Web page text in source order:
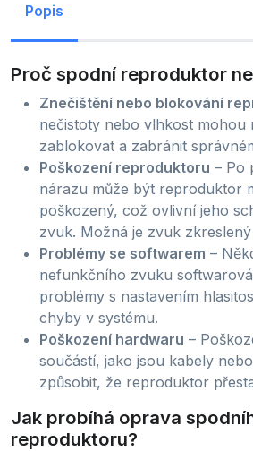
Popis
Proč spodní reproduktor
Znečištění nebo blokování
nečistoty nebo vlhkost mohou
zablokovat a zabránit
Poškození reproduktoru – Po
nárazu může být reproduktor
poškozený, což ovlivní jeho
zvuk. Možná je zvuk
Problémy se softwarem –
nefunkčního zvuku
problémy s nastavením
chyby v systému.
Poškození hardwaru –
součástí, jako jsou kabely
způsobit, že reproduktor
Jak probíhá oprava
reproduktoru?